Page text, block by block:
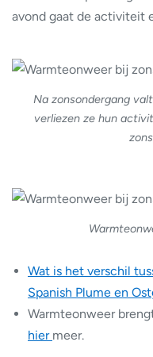
avond gaat de activiteit
Na zonsondergang
verliezen ze hun
Wat is het verschil
Spanish Plume en
Warmteonweer
hier meer.